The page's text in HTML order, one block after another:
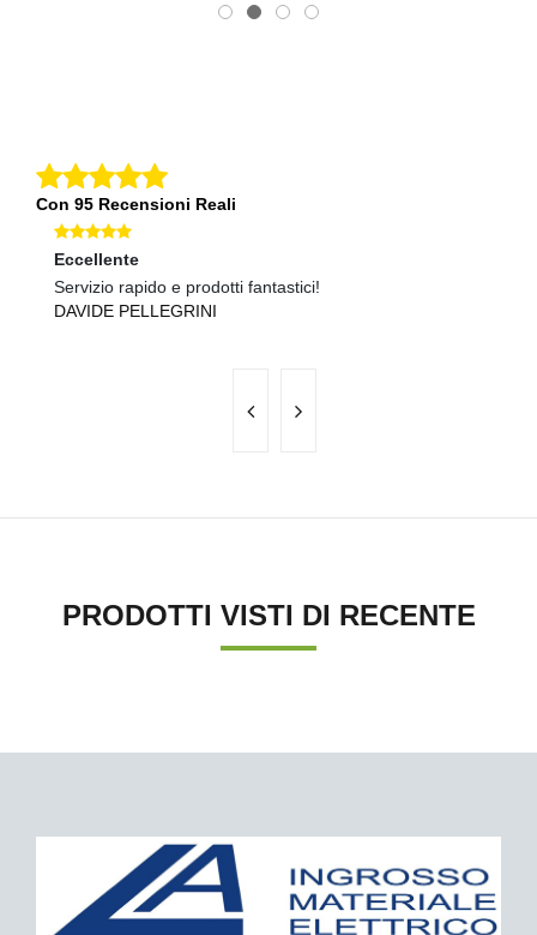
Con 95 Recensioni Reali
Eccellente
Servizio rapido e prodotti fantastici!
DAVIDE PELLEGRINI
PRODOTTI VISTI DI RECENTE